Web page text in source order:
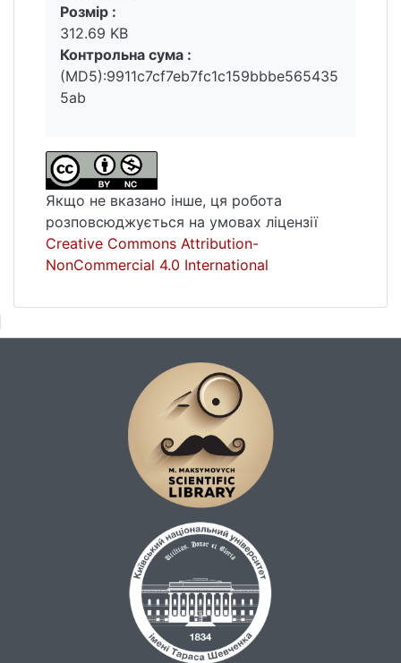
Розмір :
312.69 KB
Контрольна сума :
(MD5):9911c7cf7eb7fc1c159bbbe565435
5ab
Якщо не вказано інше, ця робота
розповсюджується на умовах ліцензії
Creative Commons Attribution-
NonCommercial 4.0 International